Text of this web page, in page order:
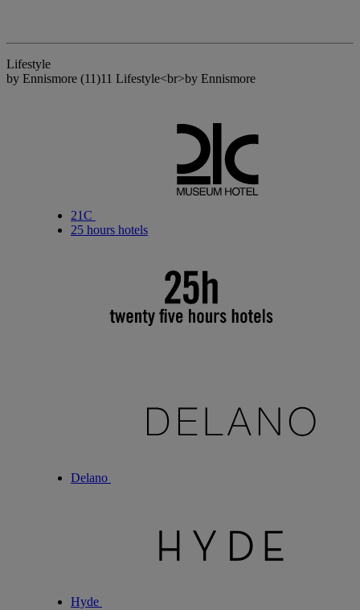
Lifestyle
by Ennismore (11)11 Lifestyle<br>by Ennismore
21C
25 hours hotels
Delano
Hyde